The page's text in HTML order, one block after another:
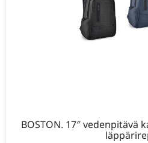
BOSTON. 17″ vedenpitävä